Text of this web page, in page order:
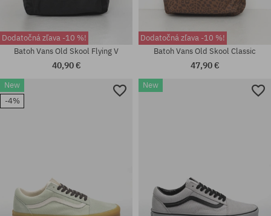
Dodatočná zľava -10 %!
Batoh Vans Old Skool Flying V
40,90 €
Dodatočná zľava -10 %!
Batoh Vans Old Skool Classic
47,90 €
New
-4%
New